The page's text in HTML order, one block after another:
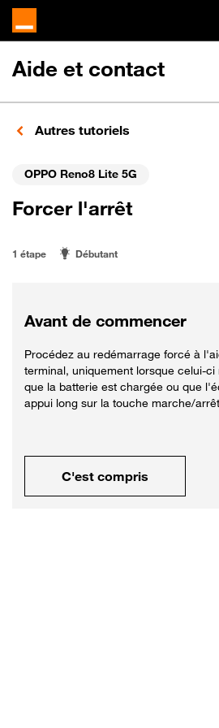
Aide et contact
Autres tutoriels
OPPO Reno8 Lite 5G
Forcer l'arrêt
1 étape Débutant
Avant de commencer
Procédez au redémarrage forcé à
terminal, uniquement lorsque celui-
que la batterie est chargée ou que
appui long sur la touche marche/
C'est compris